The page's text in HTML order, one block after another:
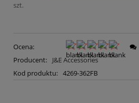
szt.
Ocena:
Producent:
J&E Accessories
Kod produktu: 4269-362FB